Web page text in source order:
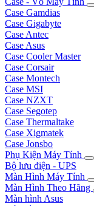
Case Gamdias
Case Gigabyte
Case Antec
Case Asus
Case Cooler Master
Case Corsair
Case Montech
Case MSI
Case NZXT
Case Segotep
Case Thermaltake
Case Xigmatek
Case Jonsbo
Phụ Kiện Máy Tính
Bộ lưu điện - UPS
Màn Hình Máy Tính
Màn Hình Theo Hãng
Màn hình Asus